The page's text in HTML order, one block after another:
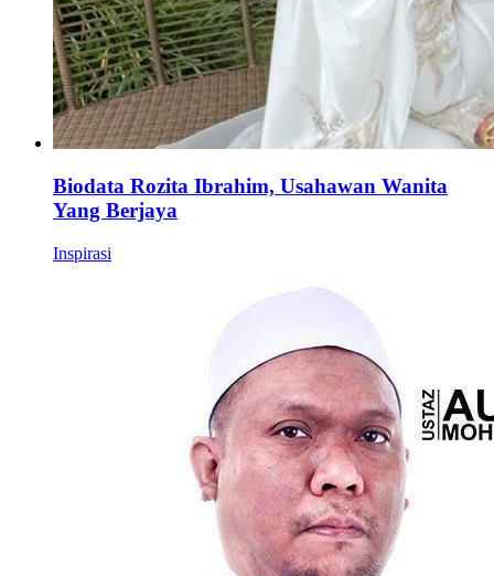
Biodata Rozita Ibrahim, Usahawan Wanita
Yang Berjaya
Inspirasi